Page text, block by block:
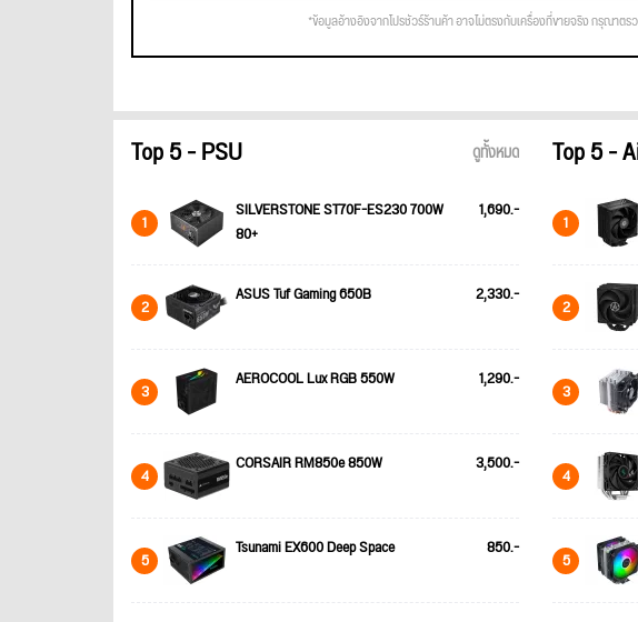
*ข้อมูลอ้างอิงจากโปรชัวร์ร้านค้า อาจไม่ตรงกับเครื่องที่ขายจริง กรุณาต
Top 5 - PSU ดูทั้งหมด
1
SILVERSTONE ST70F-ES230 700W
80+
1,690.-
2 ASUS Tuf Gaming 650B 2,330.-
3 AEROCOOL Lux RGB 550W 1,290.-
4 CORSAIR RM850e 850W 3,500.-
5 Tsunami EX600 Deep Space 850.-
Top 5 -
1
2
3
4
5